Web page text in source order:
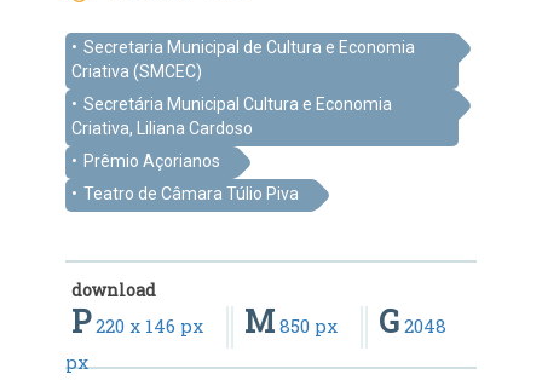
Secretaria Municipal de Cultura e Economia
Criativa (SMCEC)
Secretária Municipal Cultura e Economia
Criativa, Liliana Cardoso
Prêmio Açorianos
Teatro de Câmara Túlio Piva
download
P220 x 146 px M 850 px G 2048
px